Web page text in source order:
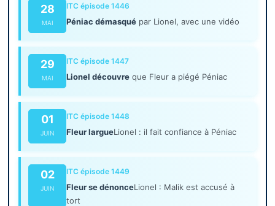
28
MAI
ITC épisode 1446
Péniac démasqué par Lionel, avec une vidéo
29
MAI
ITC épisode 1447
Lionel découvre que Fleur a piégé Péniac
01
JUIN
ITC épisode 1448
Fleur largueLionel : il fait confiance à Péniac
02
JUIN
ITC épisode 1449
Fleur se dénonceLionel : Malik est accusé à
tort